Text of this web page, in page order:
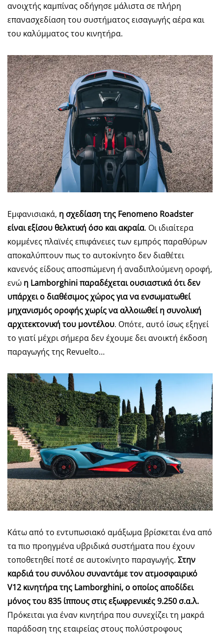
ανοιχτής καμπίνας οδήγησε μάλιστα σε πλήρη
επανασχεδίαση του συστήματος εισαγωγής αέρα και
του καλύμματος του κινητήρα.
Εμφανισιακά, η σχεδίαση της Fenomeno Roadster
είναι εξίσου θελκτική όσο και ακραία. Οι ιδιαίτερα
κομμένες πλαϊνές επιφάνειες των εμπρός παραθύρων
αποκαλύπτουν πως το αυτοκίνητο δεν διαθέτει
κανενός είδους αποσπώμενη ή αναδιπλούμενη οροφή,
ενώ η Lamborghini παραδέχεται ουσιαστικά ότι δεν
υπάρχει ο διαθέσιμος χώρος για να ενσωματωθεί
μηχανισμός οροφής χωρίς να αλλοιωθεί η συνολική
αρχιτεκτονική του μοντέλου. Οπότε, αυτό ίσως εξηγεί
το γιατί μέχρι σήμερα δεν έχουμε δει ανοικτή έκδοση
παραγωγής της Revuelto…
Κάτω από το εντυπωσιακό αμάξωμα βρίσκεται ένα από
τα πιο προηγμένα υβριδικά συστήματα που έχουν
τοποθετηθεί ποτέ σε αυτοκίνητο παραγωγής. Στην
καρδιά του συνόλου συναντάμε τον ατμοσφαιρικό
V12 κινητήρα της Lamborghini, ο οποίος αποδίδει
μόνος του 835 ίππους στις εξωφρενικές 9.250 σ.α.λ.
Πρόκειται για έναν κινητήρα που συνεχίζει τη μακρά
παράδοση της εταιρείας στους πολύστροφους